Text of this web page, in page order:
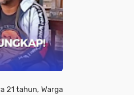
21 tahun, Warga